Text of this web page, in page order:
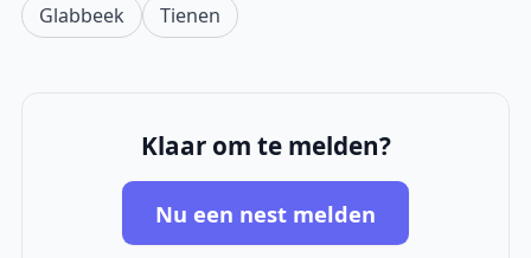
Glabbeek
Tienen
Klaar om te melden?
Nu een nest melden